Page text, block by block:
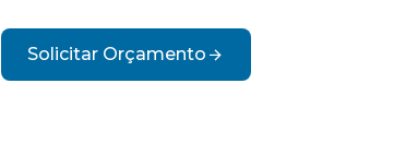
Solicitar Orçamento